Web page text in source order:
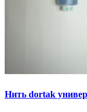
Нить dortak